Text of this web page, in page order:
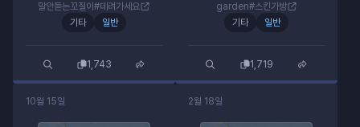
말안듣는꼬질이#데려가세요
기타
일반
1,743
garden#스킨가방
기타
일반
1,719
10월 15일 2월 18일